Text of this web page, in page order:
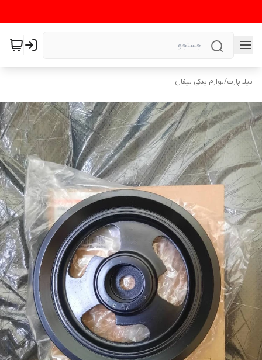
نیلا پارت/لوازم یدکی لیفان